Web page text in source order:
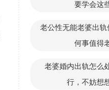
要学会这
老公性无能老婆出
何事值得
老婆婚内出轨怎么
行，不妨想